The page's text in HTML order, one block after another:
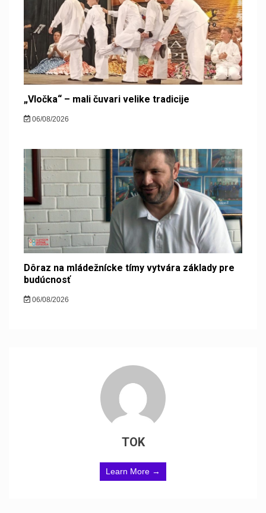
„Vločka“ – mali čuvari velike tradicije
06/08/2026
Dôraz na mládežnícke tímy vytvára základy pre
budúcnosť
06/08/2026
TOK
Learn More →